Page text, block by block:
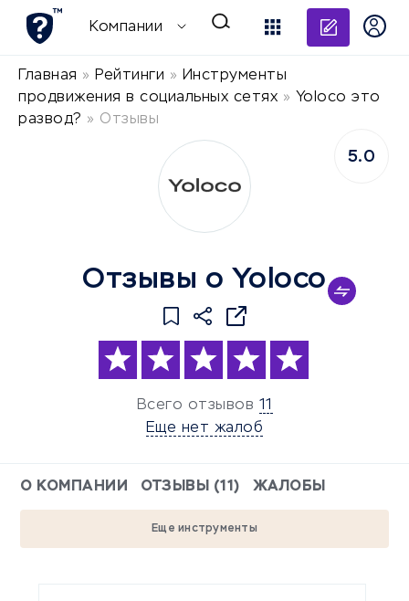
Компании
Главная » Рейтинги » Инструменты
продвижения в социальных сетях » Yoloco это
развод? » Отзывы
Отзывы о Yoloco
Всего отзывов 11
Еще нет жалоб
5.0
О КОМПАНИИ ОТЗЫВЫ (11) ЖАЛОБЫ
Еще инструменты